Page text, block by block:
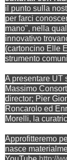
il punto sulla
per farci
mano", nella
innovativo
(cartoncino Elle
strumento
A presentare UT
Massimo
director; Pier
Roncarolo ed
Morelli, la
Approfitteremo
nasce